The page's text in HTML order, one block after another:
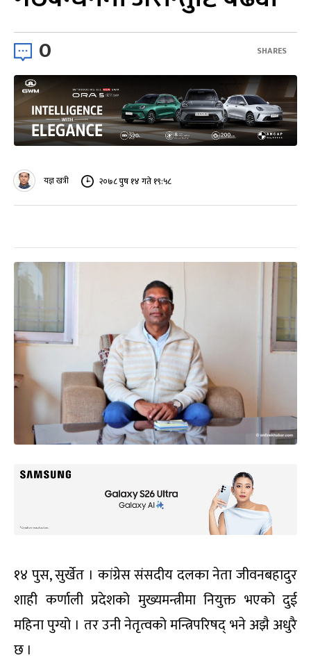
0 SHARES
यज्ञ खत्री २०७८ पुष १४ गते १९:५८
१४ पुस, सुर्खेत । कांग्रेस संसदीय दलका नेता जीवनबहादुर
शाही कर्णाली प्रदेशको मुख्यमन्त्रीमा नियुक्त भएको दुई
महिना पुग्यो । तर उनी नेतृत्वको मन्त्रिपरिषद् भने अझै अधुरै
छ ।